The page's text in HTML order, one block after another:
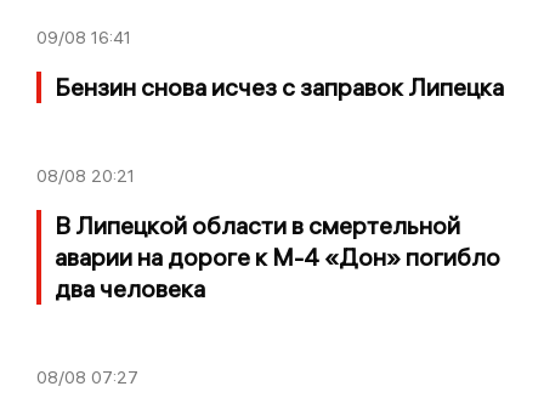
09/08 16:41
Бензин снова исчез с заправок Липецка
08/08 20:21
В Липецкой области в смертельной
аварии на дороге к М-4 «Дон» погибло
два человека
08/08 07:27